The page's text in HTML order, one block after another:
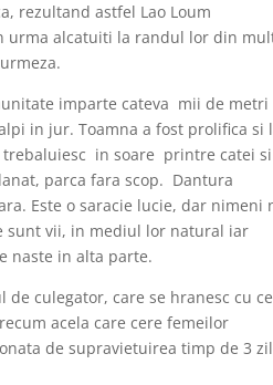
rezultand astfel Lao Loum
urma alcatuiti la randul lor din
imparte cateva mii de metri
in jur. Toamna a fost prolifica si
in soare printre catei si
parca fara scop. Dantura
Este o saracie lucie, dar nimeni
sunt vii, in mediul lor natural iar
naste in alta parte.
culegator, care se hranesc cu ce
acela care cere femeilor
de supravietuirea timp de 3